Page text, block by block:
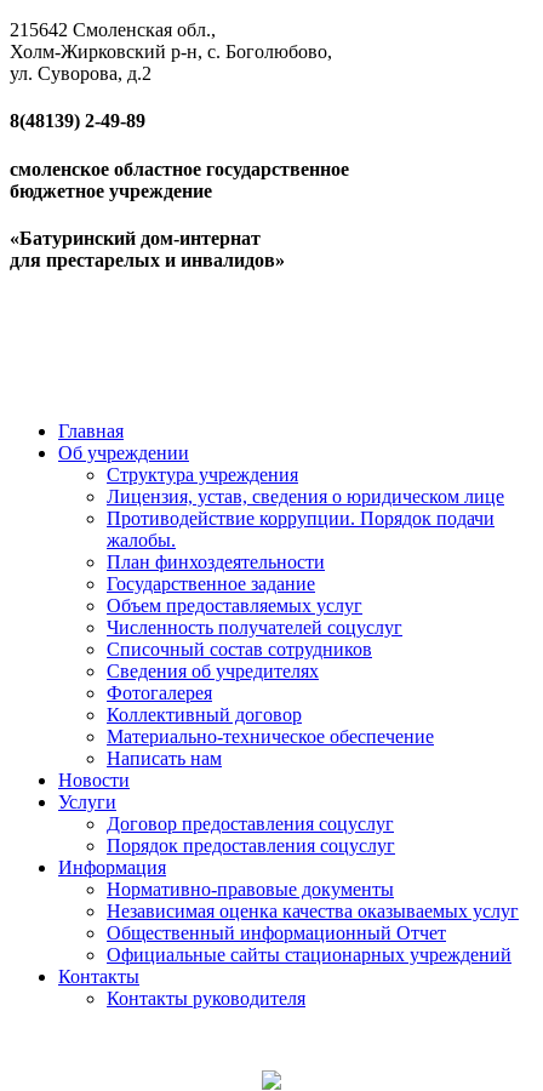
215642 Смоленская обл.,
Холм-Жирковский р-н, с. Боголюбово,
ул. Суворова, д.2
8(48139) 2-49-89
смоленское областное государственное
бюджетное учреждение
«Батуринский дом-интернат
для престарелых и инвалидов»
Главная
Об учреждении
Структура учреждения
Лицензия, устав, сведения о юридическом лице
Противодействие коррупции. Порядок подачи
жалобы.
План финхоздеятельности
Государственное задание
Объем предоставляемых услуг
Численность получателей соцуслуг
Списочный состав сотрудников
Сведения об учредителях
Фотогалерея
Коллективный договор
Материально-техническое обеспечение
Написать нам
Новости
Услуги
Договор предоставления соцуслуг
Порядок предоставления соцуслуг
Информация
Нормативно-правовые документы
Независимая оценка качества оказываемых услуг
Общественный информационный Отчет
Официальные сайты стационарных учреждений
Контакты
Контакты руководителя